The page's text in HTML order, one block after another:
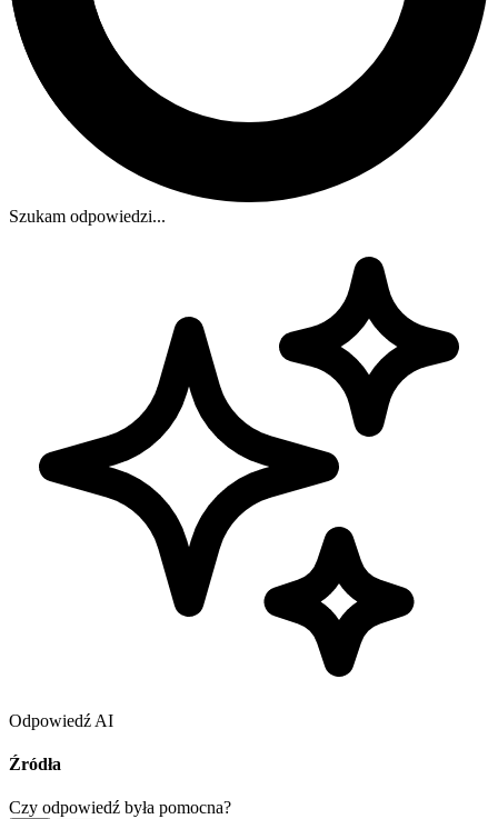
Szukam odpowiedzi...
Odpowiedź AI
Źródła
Czy odpowiedź była pomocna?